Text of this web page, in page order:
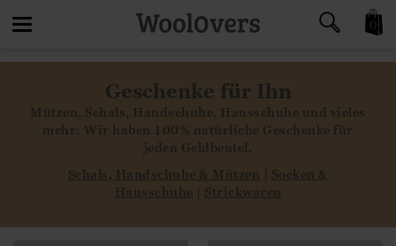
Geschenke für Ihn
Mützen, Schals, Handschuhe, Hausschuhe und vieles
mehr: Wir haben 100% natürliche Geschenke für
jeden Geldbeutel.
Schals, Handschuhe & Mützen | Socken &
Hausschuhe | Strickwaren